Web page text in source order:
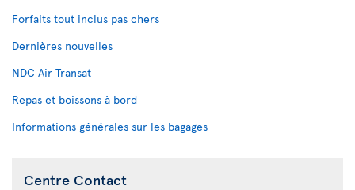
Forfaits tout inclus pas chers
Dernières nouvelles
NDC Air Transat
Repas et boissons à bord
Informations générales sur les bagages
Centre Contact